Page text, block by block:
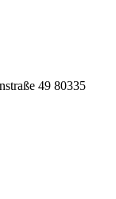
49 80335